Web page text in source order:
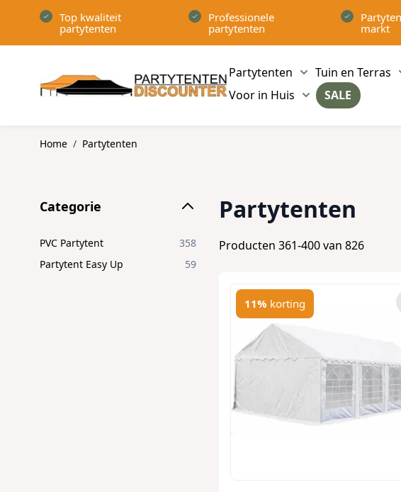
Top kwaliteit
partytenten
Professionele
partytenten
markt
Partytenten
Show submenu
Tuin en Terras
Voor in Huis
Show submenu
SALE
Home / Partytenten
Skip to product list
Categorie
PVC Partytent
358
Partytent Easy Up
59
Partytenten
Producten 361-400van 826
11% korting